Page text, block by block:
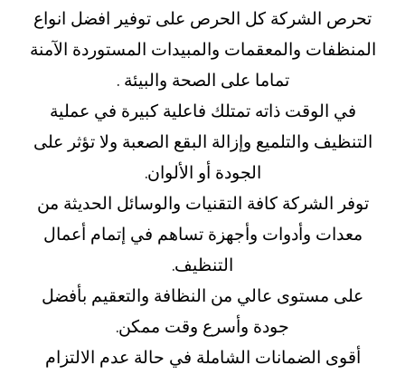
تحرص الشركة كل الحرص على توفير افضل انواع
المنظفات والمعقمات والمبيدات المستوردة الآمنة
تماما على الصحة والبيئة .
في الوقت ذاته تمتلك فاعلية كبيرة في عملية
التنظيف والتلميع وإزالة البقع الصعبة ولا تؤثر على
الجودة أو الألوان.
توفر الشركة كافة التقنيات والوسائل الحديثة من
معدات وأدوات وأجهزة تساهم في إتمام أعمال
التنظيف.
على مستوى عالي من النظافة والتعقيم بأفضل
جودة وأسرع وقت ممكن.
أقوى الضمانات الشاملة في حالة عدم الالتزام